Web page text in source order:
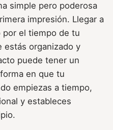
simple pero poderosa
impresión. Llegar a
el tiempo de tu
estás organizado y
puede tener un
en que tu
empiezas a tiempo,
y estableces